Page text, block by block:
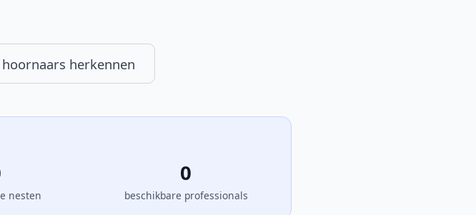
herkennen
nesten
0
beschikbare professionals